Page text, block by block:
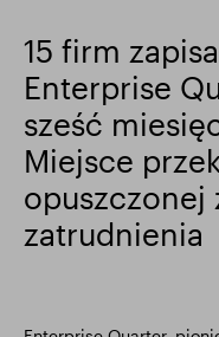
Inteligentny park
15 firm
Enterprise
sześć
Miejsce
opuszczonej
zatrudnienia